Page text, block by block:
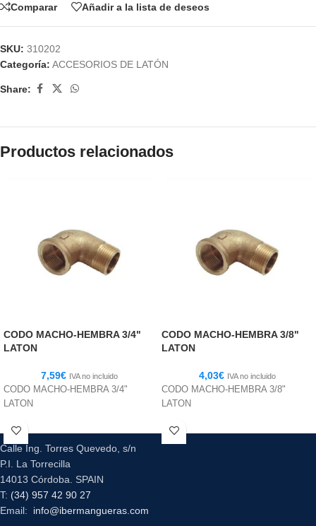
Comparar Añadir a la lista de deseos
SKU: 310202
Categoría: ACCESORIOS DE LATÓN
Share:
Productos relacionados
CODO MACHO-HEMBRA 3/4"
LATON
7,59€ IVA no incluido
CODO MACHO-HEMBRA 3/4"
LATON
CODO MACHO-HEMBRA 3/8"
LATON
4,03€ IVA no incluido
CODO MACHO-HEMBRA 3/8"
LATON
Calle Ing. Torres Quevedo, s/n
P.I. La Torrecilla
14013 Córdoba. SPAIN
T: (34) 957 42 90 27
Email: info@ibermangueras.com